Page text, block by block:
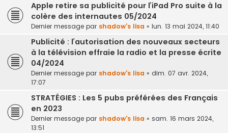
Apple retire sa publicité pour l’iPad Pro suite à la
colère des internautes 05/2024
Dernier message par shadow's lisa « lun. 13 mai 2024, 11:40
Publicité : l’autorisation des nouveaux secteurs
à la télévision effraie la radio et la presse écrite
04/2024
Dernier message par shadow's lisa « dim. 07 avr. 2024,
17:07
STRATÉGIES : Les 5 pubs préférées des Français
en 2023
Dernier message par shadow's lisa « sam. 16 mars 2024,
13:51